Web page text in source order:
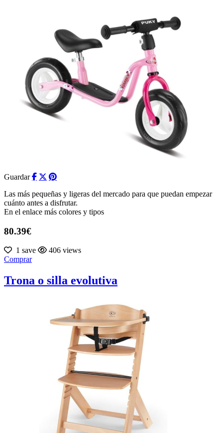
Guardar
Las más pequeñas y ligeras del mercado para que puedan empezar
cuánto antes a disfrutar.
En el enlace más colores y tipos
80.39€
1 save
406 views
Comprar
Trona o silla evolutiva